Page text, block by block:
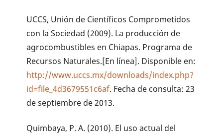
UCCS, Unión de Científicos Comprometidos
con la Sociedad (2009). La producción de
agrocombustibles en Chiapas. Programa de
Recursos Naturales.[En línea]. Disponible en:
http://www.uccs.mx/downloads/index.php?
id=file_4d3679551c6af. Fecha de consulta: 23
de septiembre de 2013.
Quimbaya, P. A. (2010). El uso actual del